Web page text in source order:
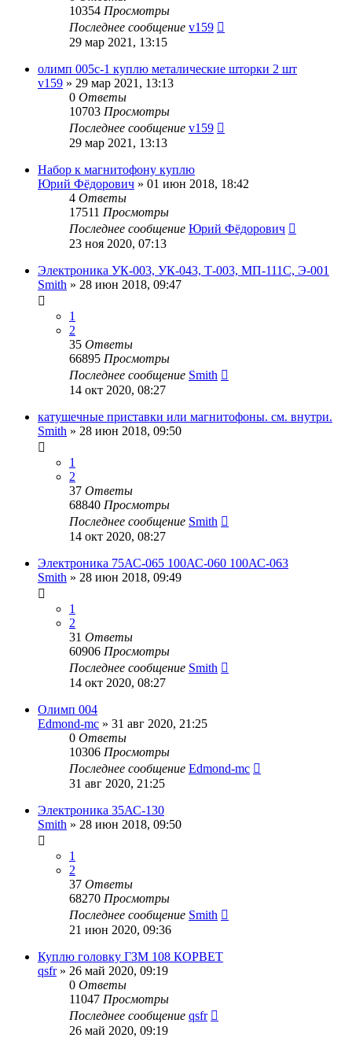
10354 Просмотры
Последнее сообщение v159
29 мар 2021, 13:15
олимп 005с-1 куплю металические шторки 2 шт
v159 » 29 мар 2021, 13:13
0 Ответы
10703 Просмотры
Последнее сообщение v159
29 мар 2021, 13:13
Набор к магнитофону куплю
Юрий Фёдорович » 01 июн 2018, 18:42
4 Ответы
17511 Просмотры
Последнее сообщение Юрий Фёдорович
23 ноя 2020, 07:13
Электроника УК-003, УК-043, Т-003, МП-111С, Э-001
Smith » 28 июн 2018, 09:47
1
2
35 Ответы
66895 Просмотры
Последнее сообщение Smith
14 окт 2020, 08:27
катушечные приставки или магнитофоны. см. внутри.
Smith » 28 июн 2018, 09:50
1
2
37 Ответы
68840 Просмотры
Последнее сообщение Smith
14 окт 2020, 08:27
Электроника 75АС-065 100АС-060 100АС-063
Smith » 28 июн 2018, 09:49
1
2
31 Ответы
60906 Просмотры
Последнее сообщение Smith
14 окт 2020, 08:27
Олимп 004
Edmond-mc » 31 авг 2020, 21:25
0 Ответы
10306 Просмотры
Последнее сообщение Edmond-mc
31 авг 2020, 21:25
Электроника 35АС-130
Smith » 28 июн 2018, 09:50
1
2
37 Ответы
68270 Просмотры
Последнее сообщение Smith
21 июн 2020, 09:36
Куплю головку ГЗМ 108 КОРВЕТ
qsfr» 26 май 2020, 09:19
0 Ответы
11047 Просмотры
Последнее сообщение qsfr
26 май 2020, 09:19